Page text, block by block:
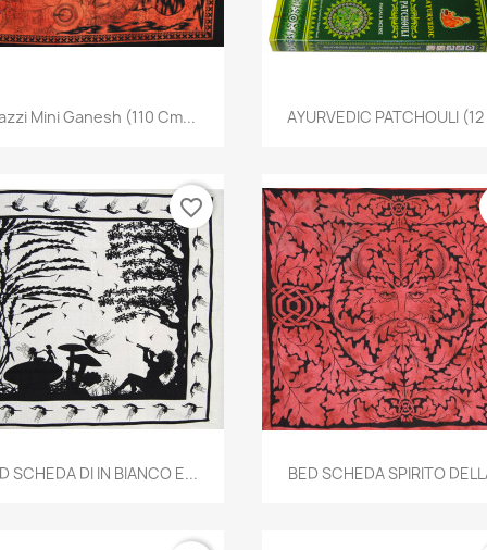
Anteprima
Mini Ganesh (110 Cm... Anteprima
AYURVEDIC PATCHOULI (12
Anteprima
SCHEDA DI IN BIANCO E...
favorite_border
Anteprima
BED SCHEDA SPIRITO